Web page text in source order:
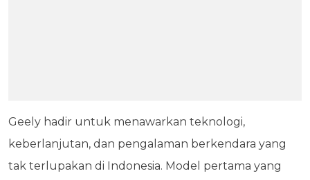
Geely hadir untuk menawarkan teknologi,
keberlanjutan, dan pengalaman berkendara yang
tak terlupakan di Indonesia. Model pertama yang